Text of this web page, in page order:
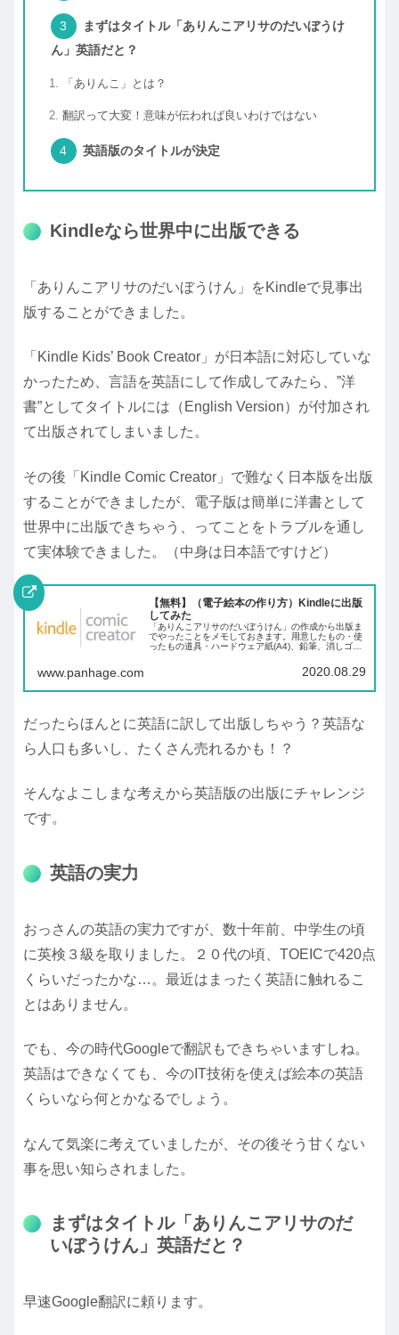
まずはタイトル「ありんこアリサのだいぼうけ
ん」英語だと？
「ありんこ」とは？
翻訳って大変！意味が伝われば良いわけではない
英語版のタイトルが決定
Kindleなら世界中に出版できる
「ありんこアリサのだいぼうけん」をKindleで見事出
版することができました。
「Kindle Kids’ Book Creator」が日本語に対応していな
かったため、言語を英語にして作成してみたら、”洋
書”としてタイトルには（English Version）が付加され
て出版されてしまいました。
その後「Kindle Comic Creator」で難なく日本版を出版
することができましたが、電子版は簡単に洋書として
世界中に出版できちゃう、ってことをトラブルを通し
て実体験できました。（中身は日本語ですけど）
【無料】（電子絵本の作り方）Kindleに出版
してみた
「ありんこアリサのだいぼうけん」の作成から出版ま
でやったことをメモしておきます。用意したもの・使
ったもの道具・ハードウェア紙(A4)、鉛筆、消しゴム
接iPadに絵を描ける技術があれば必要ありま...
www.panhage.com 2020.08.29
だったらほんとに英語に訳して出版しちゃう？英語な
ら人口も多いし、たくさん売れるかも！？
そんなよこしまな考えから英語版の出版にチャレンジ
です。
英語の実力
おっさんの英語の実力ですが、数十年前、中学生の頃
に英検３級を取りました。２０代の頃、TOEICで420点
くらいだったかな…。最近はまったく英語に触れるこ
とはありません。
でも、今の時代Googleで翻訳もできちゃいますしね。
英語はできなくても、今のIT技術を使えば絵本の英語
くらいなら何とかなるでしょう。
なんて気楽に考えていましたが、その後そう甘くない
事を思い知らされました。
まずはタイトル「ありんこアリサのだ
いぼうけん」英語だと？
早速Google翻訳に頼ります。